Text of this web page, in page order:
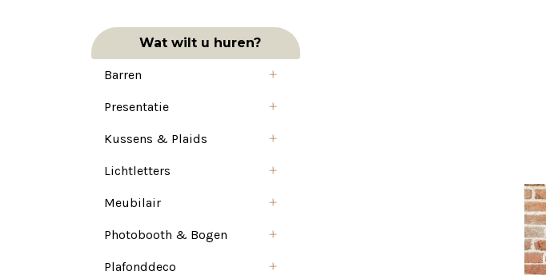
Wat wilt u huren?
Barren
Presentatie
Kussens & Plaids
Lichtletters
Meubilair
Photobooth & Bogen
Plafonddeco